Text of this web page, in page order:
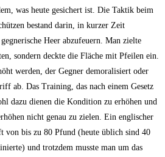
was heute gesichert ist. Die Taktik beim
bestand darin, in kurzer Zeit
Heer abzufeuern. Man zielte
sondern deckte die Fläche mit Pfeilen ein.
werden, der Gegner demoralisiert oder
ab. Das Training, das nach einem Gesetz
dazu dienen die Kondition zu erhöhen und
nicht genau zu zielen. Ein englischer
von bis zu 80 Pfund (heute üblich sind 40
und trotzdem musste man um das